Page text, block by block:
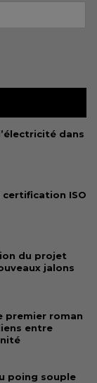
dans
certification ISO
du projet
jalons
premier roman
entre
poing souple